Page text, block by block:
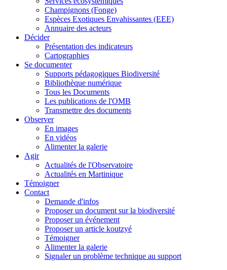
Champignons (Fonge)
Espèces Exotiques Envahissantes (EEE)
Annuaire des acteurs
Décider
Présentation des indicateurs
Cartographies
Se documenter
Supports pédagogiques Biodiversité
Bibliothèque numérique
Tous les Documents
Les publications de l'OMB
Transmettre des documents
Observer
En images
En vidéos
Alimenter la galerie
Agir
Actualités de l'Observatoire
Actualités en Martinique
Témoigner
Contact
Demande d'infos
Proposer un document sur la biodiversité
Proposer un événement
Proposer un article koutzyé
Témoigner
Alimenter la galerie
Signaler un problème technique au support